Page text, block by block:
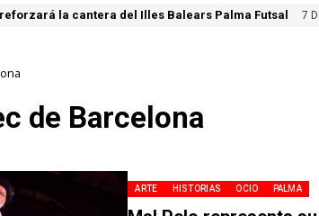
la cantera del Illes Balears Palma Futsal 7
de Barcelona
ARTE HISTORIAS OCIO PALMA